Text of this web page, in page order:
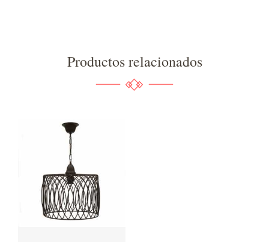
Productos relacionados